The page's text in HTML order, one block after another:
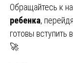
Обращайтесь к
ребенка,
готовы вступить
🚀